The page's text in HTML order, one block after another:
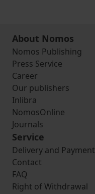
About Nomos
Nomos Publishing
Press Service
Career
Our publishers
Inlibra
NomosOnline
Journals
Service
Delivery and Payment
Contact
FAQ
Right of Withdrawal